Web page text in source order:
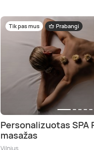
Tik pas mus Prabangi
Personalizuotas SPA
masažas
Vilnius